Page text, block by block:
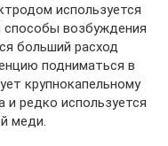
используется
возбуждения
больший расход
подниматься в
крупнокапельному
и редко используется
меди.